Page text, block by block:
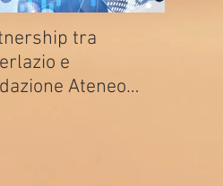
tra
e
Ateneo